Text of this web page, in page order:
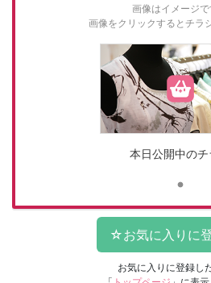
画像はイメージで
画像をクリックするとチラ
本日公開中のチ
お気に入りに登録し